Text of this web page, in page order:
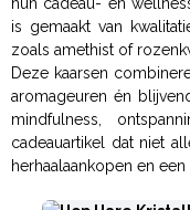
is gemaakt van
zoals amethist of
Deze kaarsen
aromageuren én
mindfulness,
cadeauartikel dat niet
herhaalaankopen en